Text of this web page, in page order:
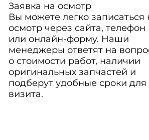
Заявка на осмотр
Вы можете легко записаться
осмотр через сайта, телефон
или онлайн-форму. Наши
менеджеры ответят на
о стоимости работ, наличии
оригинальных запчастей и
подберут удобные сроки для
визита.